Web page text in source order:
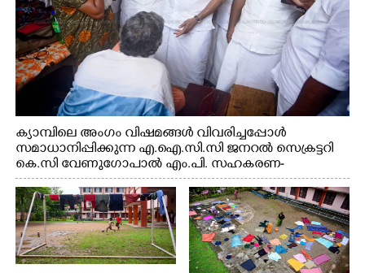
ക്യാമ്പിലെ അംഗം വിഷമങ്ങൾ വിവരിച്ചപ്പോൾ
സമാധാനിപ്പിക്കുന്ന എ.ഐ.സി.സി ജനറൽ സെക്രട്ടറി
കെ.സി വേണുഗോപാൽ എം.പി. സഹകരണ-
എക്സൈസ് വകുപ്പ് മന്ത്രി എം. ലിജു, എന്നിവർ